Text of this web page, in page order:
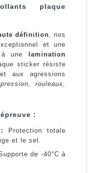
plaque
définition , nos
et une
à une
lamination
sticker résiste
aux agressions
rouleaux,
:
Protection totale
et le sel.
de -40°C à